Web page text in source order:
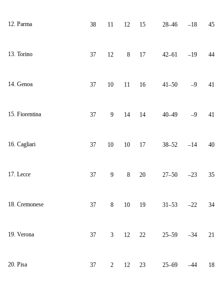
12. Parma 38 11 12 15 28–46 –18 45
13. Torino 37 12 8 17 42–61 –19 44
14. Genoa 37 10 11 16 41–50 –9 41
15. Fiorentina 37 9 14 14 40–49 –9 41
16. Cagliari 37 10 10 17 38–52 –14 40
17. Lecce 37 9 8 20 27–50 –23 35
18. Cremonese 37 8 10 19 31–53 –22 34
19. Verona 37 3 12 22 25–59 –34 21
20. Pisa 37 2 12 23 25–69 –44 18